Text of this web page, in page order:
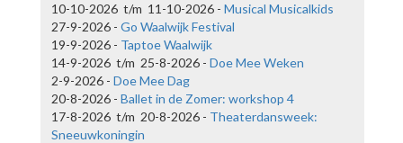
Ballet in de Zomer: Workshop 3
13-8-2026
Ballerina Sophie van Laar geeft in de zomervakantie een aantal
ballet workshops. Inschrijven kan voor €12,50 per les via het
10-10-2026 t/m 11-10-2026 - Musical Musicalkids
27-9-2026 - Go Waalwijk Festival
19-9-2026 - Taptoe Waalwijk
14-9-2026 t/m 25-8-2026 - Doe Mee Weken
2-9-2026 - Doe Mee Dag
20-8-2026 - Ballet in de Zomer: workshop 4
17-8-2026 t/m 20-8-2026 - Theaterdansweek:
Sneeuwkoningin